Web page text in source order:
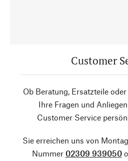
Customer
Ob Beratung, Ersatzteile
Ihre Fragen und
Customer Service
Sie erreichen uns von
Nummer 02309 939050